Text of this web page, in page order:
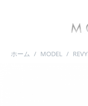
ホーム / MODEL / REVY